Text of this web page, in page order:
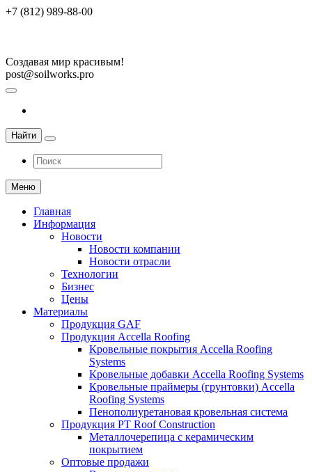
+7 (812) 989-88-00
Создавая мир красивым!
post@soilworks.pro
Найти
Меню
Главная
Информация
Новости
Новости компании
Новости отрасли
Технологии
Бизнес
Цены
Материалы
Продукция GAF
Продукция Accella Roofing
Кровельные покрытия Accella Roofing
Systems
Кровельные добавки Accella Roofing Systems
Кровельные праймеры (грунтовки) Accella
Roofing Systems
Пенополиуретановая кровельная система
Продукция PT Roof Construction
Металлочерепица с керамическим
покрытием
Оптовые продажи